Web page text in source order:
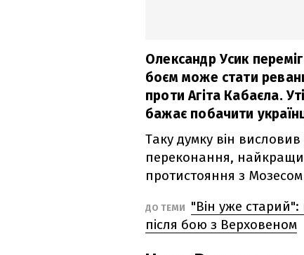
Олександр Усик
боєм може стати
проти Агіта Кабаєла.
бажає побачити
Таку думку він
переконання,
протистояння з
ДО ТЕМИ
"Він уже
після бою з Верховеном